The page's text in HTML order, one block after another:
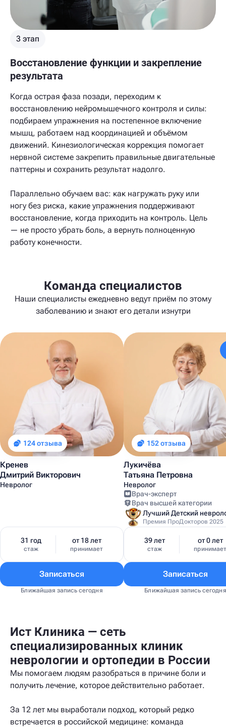
3 этап
Восстановление функции и закрепление
результата
Когда острая фаза позади, переходим к
восстановлению нейромышечного контроля и силы:
подбираем упражнения на постепенное включение
мышц, работаем над координацией и объёмом
движений. Кинезиологическая коррекция помогает
нервной системе закрепить правильные двигательные
паттерны и сохранить результат надолго.
Параллельно обучаем вас: как нагружать руку или
ногу без риска, какие упражнения поддерживают
восстановление, когда приходить на контроль. Цель
— не просто убрать боль, а вернуть полноценную
работу конечности.
Команда специалистов
Наши специалисты ежедневно ведут приём по этому
заболеванию и знают его детали изнутри
124 отзыва
Кренев
Дмитрий Викторович
Невролог
31 год
стаж
от 18 лет
принимает
Записаться
Ближайшая запись сегодня
152 отзыва
Лукичёва
Татьяна Петровна
Невролог
Врач-эксперт
Врач высшей категории
Премия ПроДокторов 2025
39 лет
стаж
от 0 лет
принимает
Записаться
Ближайшая запись сегодня
Ист Клиника — сеть
специализированных клиник
неврологии и ортопедии в России
Мы помогаем людям разобраться в причине боли и
получить лечение, которое действительно работает.
За 12 лет мы выработали подход, который редко
встречается в российской медицине: команда